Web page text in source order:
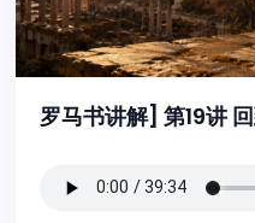
罗马书讲解] 第19讲